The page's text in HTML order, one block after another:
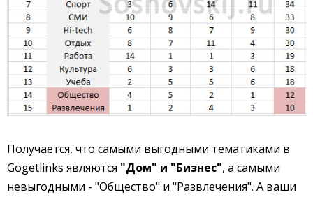
Получается, что самыми выгодными тематиками в
Gogetlinks являются "Дом" и "Бизнес", а самыми
невыгодными - "Общество" и "Развлечения". А ваши